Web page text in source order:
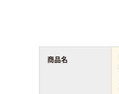
商品名